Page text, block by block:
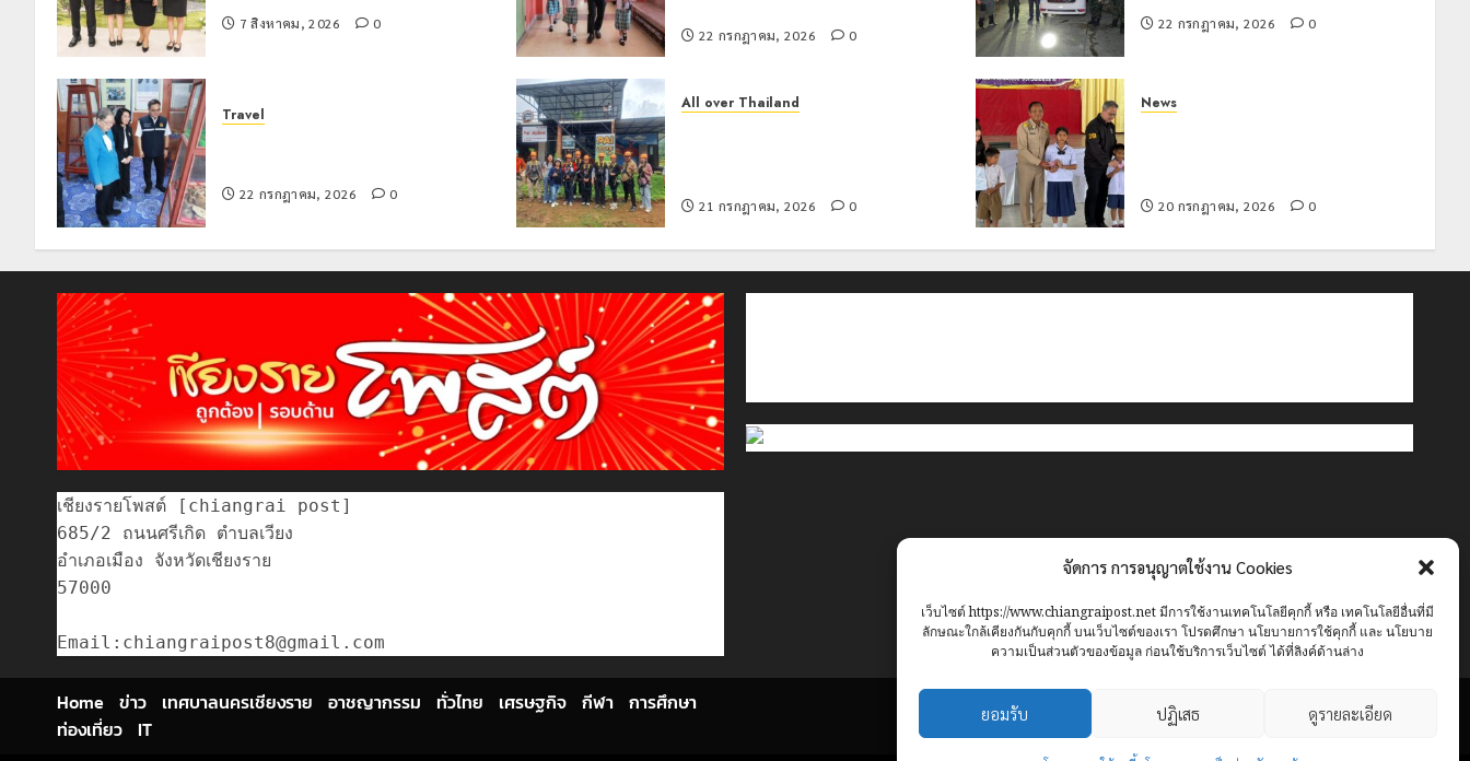
จัดการ การอนุญาตใช้งาน Cookies
เว็บไซต์ https://www.chiangraipost.net มีการใช้งานเทคโนโลยีคุกกี้ หรือ เทคโนโลยีอื่นที่มี
ลักษณะใกล้เคียงกันกับคุกกี้ บนเว็บไซต์ของเรา โปรดศึกษา นโยบายการใช้คุกกี้ และ นโยบาย
ความเป็นส่วนตัวของข้อมูล ก่อนใช้บริการเว็บไซต์ ได้ที่ลิงค์ด้านล่าง
ยอมรับ ปฏิเสธ ดูรายละเอียด
7 สิงหาคม, 2026 0
22 กรกฎาคม, 2026 0
22 กรกฎาคม, 2026 0
Travel
22 กรกฎาคม, 2026 0
All over Thailand
21 กรกฎาคม, 2026 0
News
20 กรกฎาคม, 2026 0
เชียงรายโพสต์ [chiangrai post]
685/2 ถนนศรีเกิด ตำบลเวียง
อำเภอเมือง จังหวัดเชียงราย
57000
Home ข่าว เทศบาลนครเชียงราย อาชญากรรม ทั่วไทย เศรษฐกิจ กีฬา การศึกษา
ท่องเที่ยว
IT